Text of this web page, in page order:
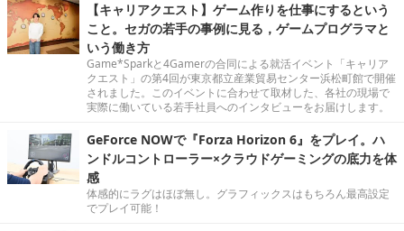
【キャリアクエスト】ゲーム作りを仕事にするという
こと。セガの若手の事例に見る，ゲームプログラマと
いう働き方
Game*Sparkと4Gamerの合同による就活イベント「キャリア
クエスト」の第4回が東京都立産業貿易センター浜松町館で開催
されました。このイベントに合わせて取材した、各社の現場で
実際に働いている若手社員へのインタビューをお届けします。
GeForce NOWで『Forza Horizon 6』をプレイ。ハ
ンドルコントローラー×クラウドゲーミングの底力を体
感
体感的にラグはほぼ無し。グラフィックスはもちろん最高設定
でプレイ可能！